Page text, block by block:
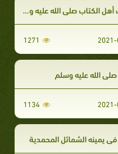
صلى الله عليه وسلم
1271
الله عليه وسلم​
1134
يمينه الشمائل المحمدية